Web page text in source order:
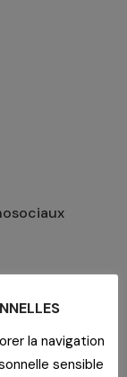
la navigation
sensible